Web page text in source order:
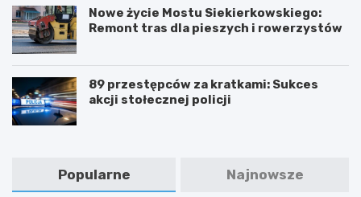
Nowe życie Mostu Siekierkowskiego:
Remont tras dla pieszych i rowerzystów
89 przestępców za kratkami: Sukces
akcji stołecznej policji
Popularne Najnowsze